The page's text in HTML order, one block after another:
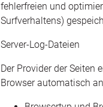
fehlerfreien und
Surfverhaltens)
Server-Log-Dateien
Der Provider der Seiten
Browser automatisch